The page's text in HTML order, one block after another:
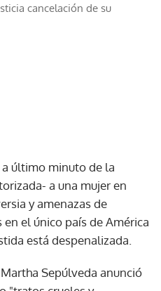
cancelación de su
a último minuto de la
a una mujer en
y amenazas de
el único país de América
está despenalizada.
Sepúlveda anunció